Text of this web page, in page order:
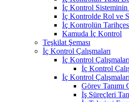
İç Kontrol Sisteminin
İç Kontrolde Rol ve
İç Kontrolün
Kamuda İç Kontrol
Teşkilat Şeması
İç Kontrol Çalışmaları
İç Kontrol
İç Kontrol
İç Kontrol
Görev Tanımı
İş Süreçleri